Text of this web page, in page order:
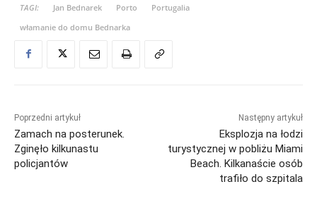
TAGI:
Jan Bednarek Porto
Portugalia
włamanie do domu Bednarka
Poprzedni artykuł
Zamach na posterunek.
Zginęło kilkunastu
policjantów
Następny artykuł
Eksplozja na łodzi
turystycznej w pobliżu Miami
Beach. Kilkanaście osób
trafiło do szpitala